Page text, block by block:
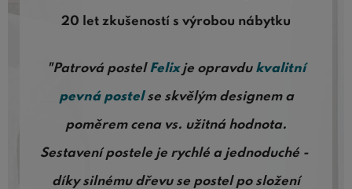
20 let zkušeností s výrobou nábytku
"Patrová postelFelixje opravdukvalitní
pevná postelse skvělým designem a
poměrem cena vs. užitná hodnota.
Sestavení postele je rychlé a jednoduché -
díky silnému dřevu se postel po složení